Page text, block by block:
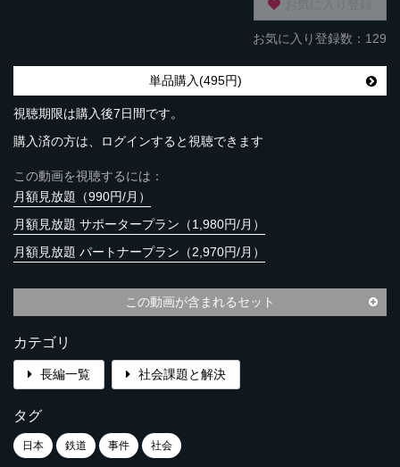
お気に入り登録数：129
単品購入(495円)
視聴期限は購入後7日間です。
購入済の方は、ログインすると視聴できます
この動画を視聴するには：
月額見放題（990円/月）
月額見放題 サポータープラン（1,980円/月）
月額見放題 パートナープラン（2,970円/月）
この動画が含まれるセット
カテゴリ
長編一覧 社会課題と解決
タグ
日本 鉄道 事件 社会